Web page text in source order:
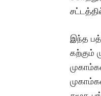
இந்த
கற்கும்